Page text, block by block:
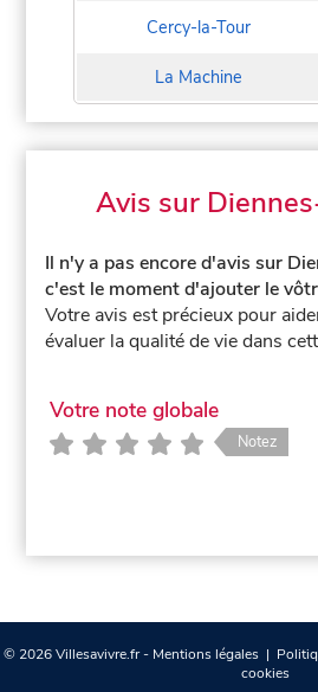
Cercy-la-Tour
La Machine
Avis sur
Il n'y a pas encore d'avis sur
c'est le moment d'ajouter le
Votre avis est précieux pour
évaluer la qualité de vie dans
Votre note globale
Notez
© 2026 Villesavivre.fr - Mentions légales|
cookies